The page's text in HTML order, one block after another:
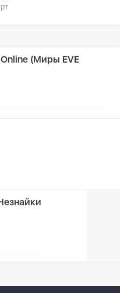
Online (Миры EVE